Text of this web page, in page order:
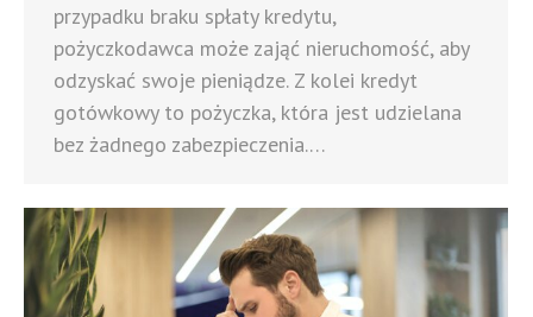
przypadku braku spłaty kredytu,
pożyczkodawca może zająć nieruchomość, aby
odzyskać swoje pieniądze. Z kolei kredyt
gotówkowy to pożyczka, która jest udzielana
bez żadnego zabezpieczenia.…